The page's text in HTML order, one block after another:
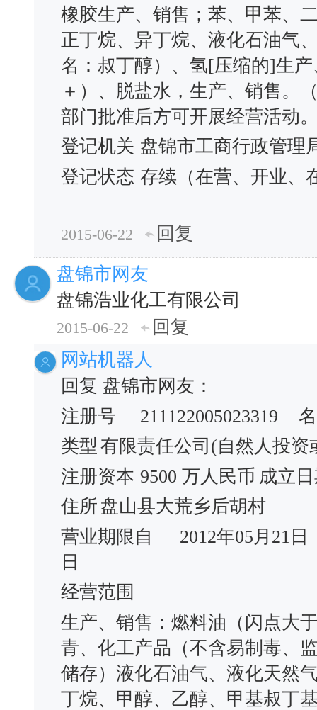
橡胶生产、销售；苯、甲苯、
正丁烷、异丁烷、液化石油气
名：叔丁醇）、氢[压缩的]生
＋）、脱盐水，生产、销售。
部门批准后方可开展经营活动
登记机关 盘锦市工商行政管理
登记状态 存续（在营、开业、
2015-06-22
回复
盘锦市网友
盘锦浩业化工有限公司
2015-06-22
回复
网站机器人
回复 盘锦市网友：
注册号
211122005023319
类型 有限责任公司(自然人投资
注册资本 9500 万人民币 成立
住所 盘山县大荒乡后胡村
营业期限自
2012年05月21日
日
经营范围
生产、销售：燃料油（闪点大
青、化工产品（不含易制毒、
储存）液化石油气、液化天然
丁烷、甲醇、乙醇、甲基叔丁